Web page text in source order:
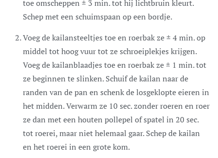
toe omscheppen ± 3 min. tot hij lichtbruin kleurt.
Schep met een schuimspaan op een bordje.
Voeg de kailansteeltjes toe en roerbak ze ± 4 min. op
middel tot hoog vuur tot ze schroeiplekjes krijgen.
Voeg de kailanblaadjes toe en roerbak ze ± 1 min. tot
ze beginnen te slinken. Schuif de kailan naar de
randen van de pan en schenk de losgeklopte eieren in
het midden. Verwarm ze 10 sec. zonder roeren en roer
ze dan met een houten pollepel of spatel in 20 sec.
tot roerei, maar niet helemaal gaar. Schep de kailan
en het roerei in een grote kom.